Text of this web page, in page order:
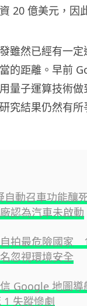
20 億美元，因
雖然已經有一
的距離。早前
量子運算技術
究結果仍然有所
自動召車功能
認為汽車未啟動
拍最危險國家
忽視環境安全
Google 地圖
失蹤慘劇